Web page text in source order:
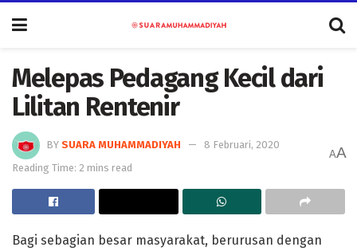
Melepas Pedagang Kecil dari
Lilitan Rentenir
BY SUARA MUHAMMADIYAH
8 Februari, 2020
Reading Time: 2 mins read
AA
Bagi sebagian besar masyarakat, berurusan dengan